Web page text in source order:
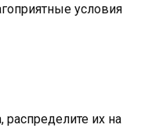
условия
распределите их на